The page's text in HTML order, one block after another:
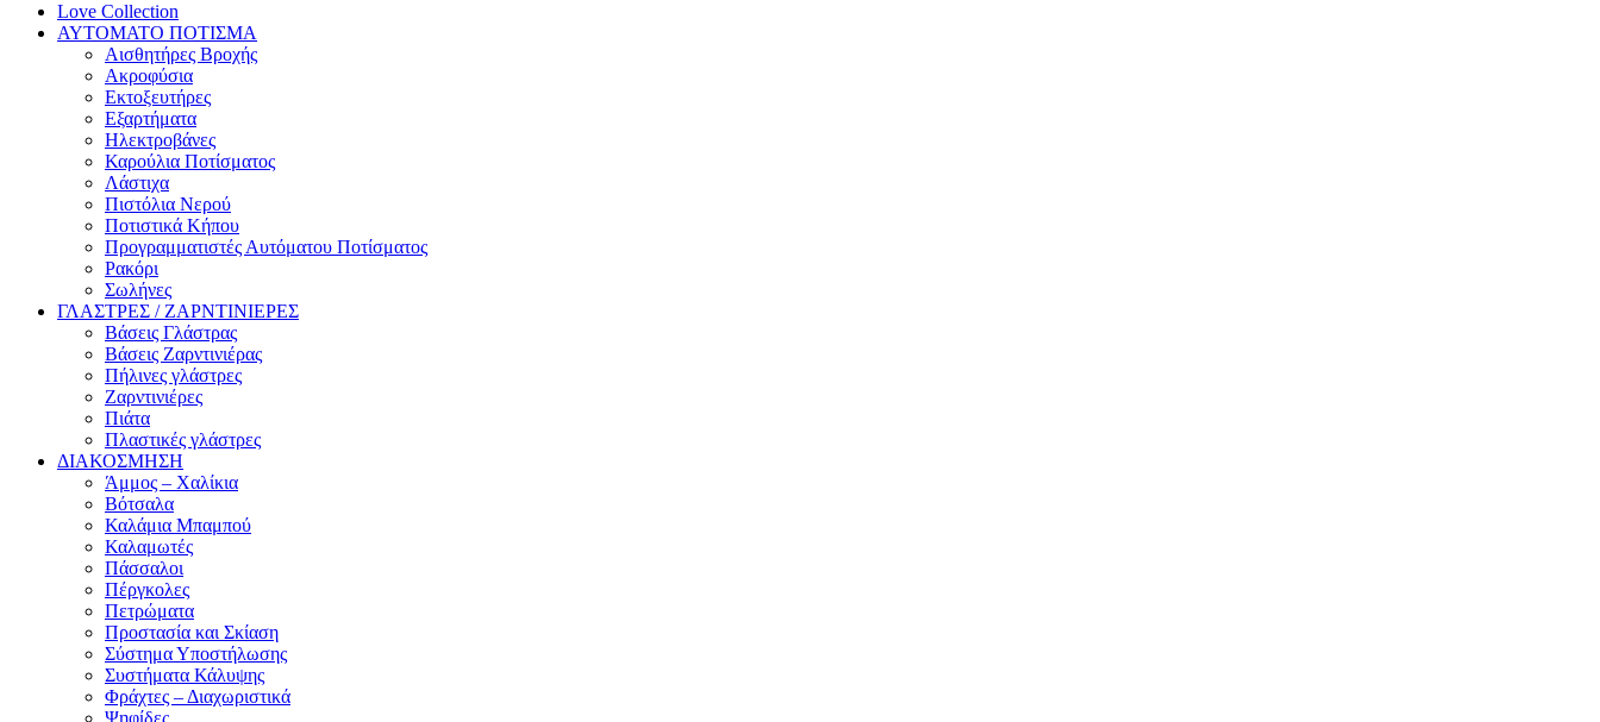
Love Collection
ΑΥΤΟΜΑΤΟ ΠΟΤΙΣΜΑ
Αισθητήρες Βροχής
Ακροφύσια
Εκτοξευτήρες
Εξαρτήματα
Ηλεκτροβάνες
Καρούλια Ποτίσματος
Λάστιχα
Πιστόλια Νερού
Ποτιστικά Κήπου
Προγραμματιστές Αυτόματου Ποτίσματος
Ρακόρι
Σωλήνες
ΓΛΑΣΤΡΕΣ / ΖΑΡΝΤΙΝΙΕΡΕΣ
Βάσεις Γλάστρας
Βάσεις Ζαρντινιέρας
Πήλινες γλάστρες
Ζαρντινιέρες
Πιάτα
Πλαστικές γλάστρες
ΔΙΑΚΟΣΜΗΣΗ
Άμμος – Χαλίκια
Βότσαλα
Καλάμια Μπαμπού
Καλαμωτές
Πάσσαλοι
Πέργκολες
Πετρώματα
Προστασία και Σκίαση
Σύστημα Υποστήλωσης
Συστήματα Κάλυψης
Φράχτες – Διαχωριστικά
Ψηφίδες